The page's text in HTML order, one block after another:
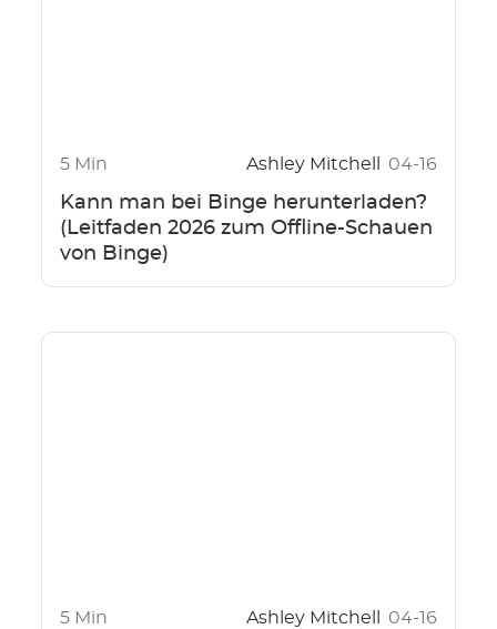
5 Min Ashley Mitchell 04-16
Kann man bei Binge herunterladen?
(Leitfaden 2026 zum Offline-Schauen
von Binge)
5 Min Ashley Mitchell 04-16